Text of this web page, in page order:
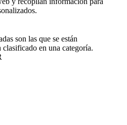
son las que se están
en una categoría.